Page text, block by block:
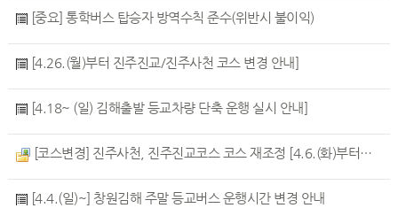
[중요] 통학버스 탑승자 방역수칙 준수(위반시 불이익)
[4.26.(월)부터 진주진교/진주사천 코스 변경 안내]
[4.18~ (일) 김해출발 등교차량 단축 운행 실시 안내]
[코스변경] 진주사천, 진주진교코스 코스 재조정 [4.6.(화)부터 적용]
[4.4.(일)~] 창원김해 주말 등교버스 운행시간 변경 안내